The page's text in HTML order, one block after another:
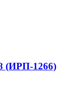
(ИРП-1266)